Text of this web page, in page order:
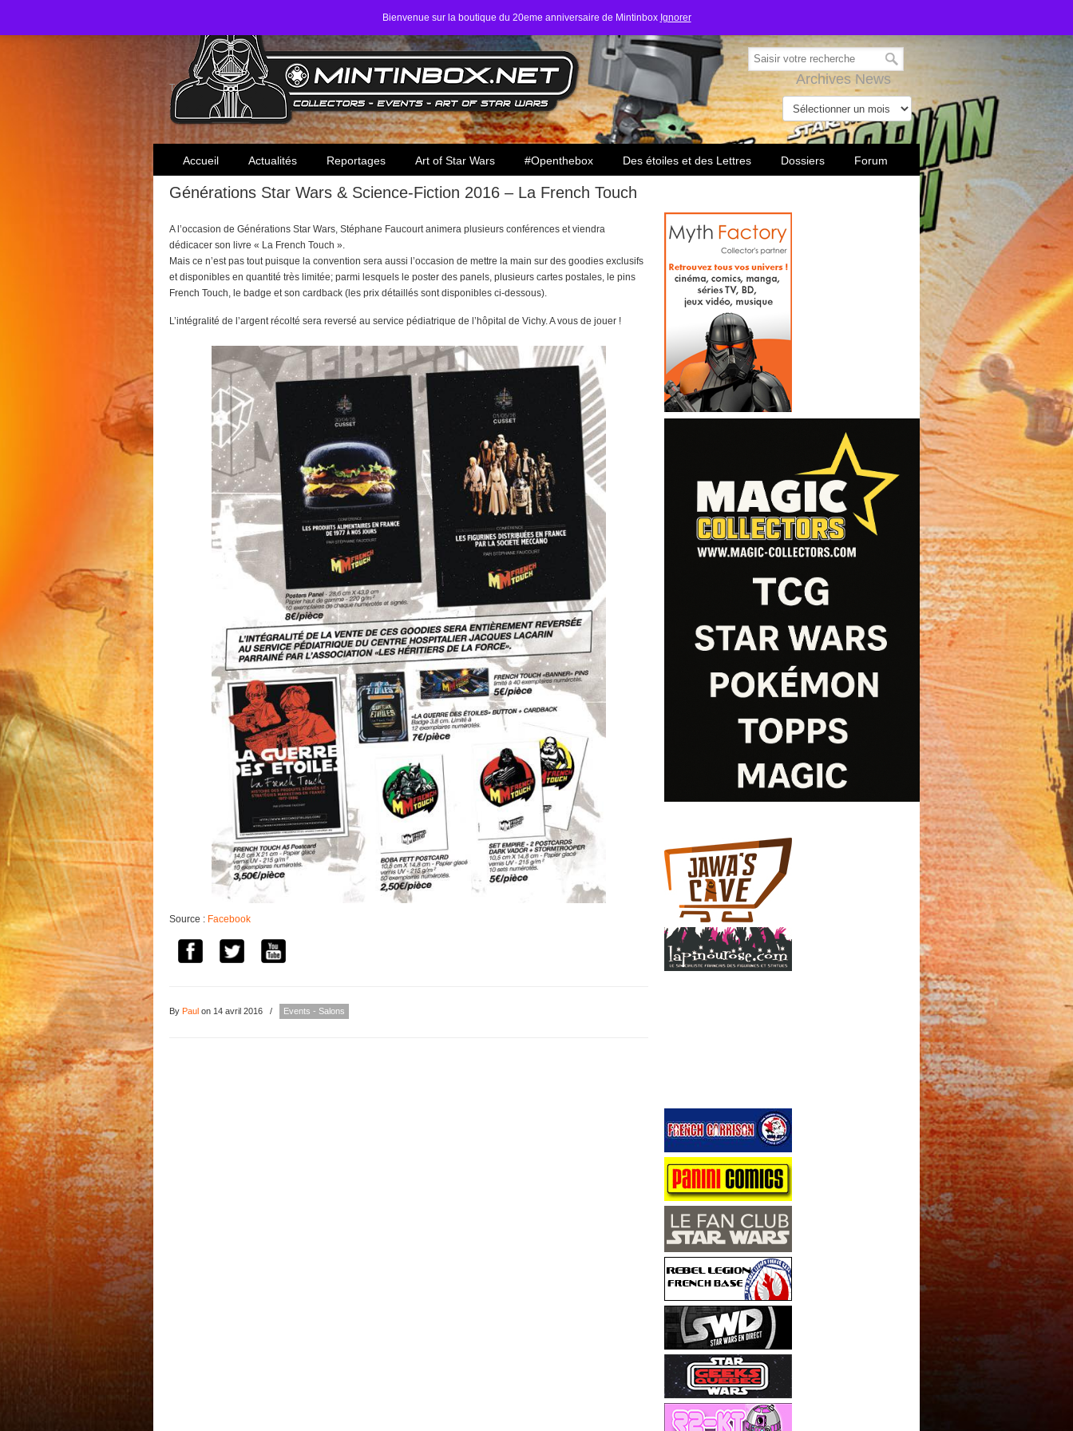
Bienvenue sur la boutique du 20eme anniversaire de Mintinbox Ignorer
Toute l'actualité des collectionneurs Star Wars
Archives News
Accueil Actualités Reportages Art of Star Wars #Openthebox Des étoiles et des Lettres Dossiers Forum
Générations Star Wars & Science-Fiction 2016 – La French Touch
A l’occasion de Générations Star Wars, Stéphane Faucourt animera plusieurs conférences et viendra
dédicacer son livre « La French Touch ».
Mais ce n’est pas tout puisque la convention sera aussi l’occasion de mettre la main sur des goodies exclusifs
et disponibles en quantité très limitée; parmi lesquels le poster des panels, plusieurs cartes postales, le pins
French Touch, le badge et son cardback (les prix détaillés sont disponibles ci-dessous).
L’intégralité de l’argent récolté sera reversé au service pédiatrique de l’hôpital de Vichy. A vous de jouer !
Source : Facebook
By Paul on 14 avril 2016 / Events - Salons